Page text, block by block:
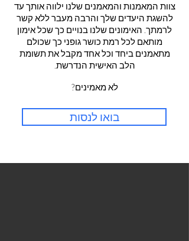
צוות המאמנות והמאמנים שלנו ילווה אותך עד
להשגת היעדים שלך והרבה מעבר ללא קשר
לרמתך. האימונים שלנו בנויים כך שכל אימון
מותאם לכל רמת כושר גופני כך שכולם
מתאמנים ביחד וכל אחד מקבל את תשומת
הלב האישית הנדרשת.
לא מאמינים?
בואו לנסות